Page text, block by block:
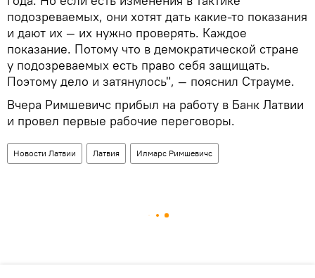
подозреваемых, они хотят дать какие-то показания
и дают их — их нужно проверять. Каждое
показание. Потому что в демократической стране
у подозреваемых есть право себя защищать.
Поэтому дело и затянулось", — пояснил Страуме.
Вчера Римшевичс прибыл на работу в Банк Латвии
и провел первые рабочие переговоры.
Новости Латвии Латвия Илмарс Римшевичс